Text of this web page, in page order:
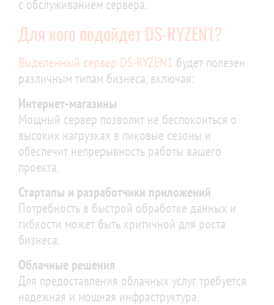
с обслуживанием сервера.
Для кого подойдет DS-RYZEN1?
Выделенный сервер DS-RYZEN1 будет полезен
различным типам бизнеса, включая:
Интернет-магазины
Мощный сервер позволит не беспокоиться о
высоких нагрузках в пиковые сезоны и
обеспечит непрерывность работы вашего
проекта.
Стартапы и разработчики приложений
Потребность в быстрой обработке данных и
гибкости может быть критичной для роста
бизнеса.
Облачные решения
Для предоставления облачных услуг требуется
надежная и мощная инфраструктура.